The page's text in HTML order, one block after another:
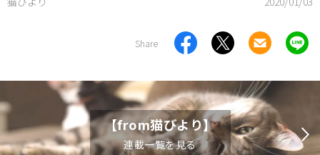
Share
【from猫びより】
連載一覧を見る